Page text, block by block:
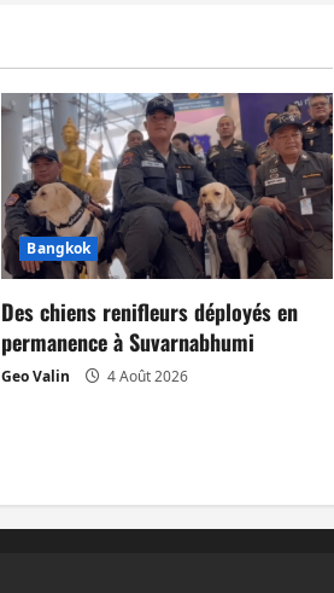
Bangkok
Des chiens renifleurs déployés en
permanence à Suvarnabhumi
Geo Valin 4 Août 2026